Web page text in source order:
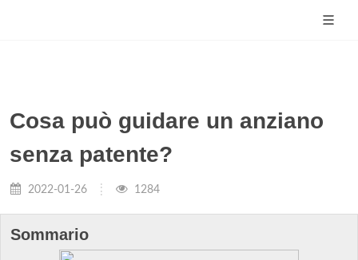
Cosa può guidare un anziano
senza patente?
2022-01-26 1284
Sommario